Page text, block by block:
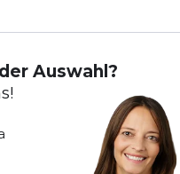
Auswahl?